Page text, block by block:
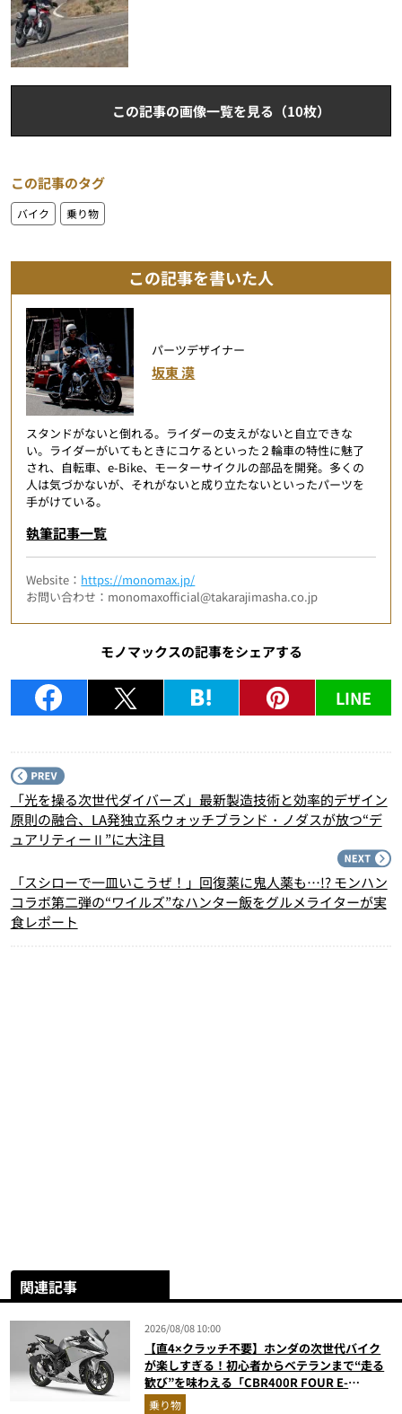
この記事の画像一覧を見る（10枚）
この記事のタグ
バイク 乗り物
この記事を書いた人
パーツデザイナー
坂東 漠
スタンドがないと倒れる。ライダーの支えがないと自立できな
い。ライダーがいてもときにコケるといった２輪車の特性に魅了
され、自転車、e-Bike、モーターサイクルの部品を開発。多くの
人は気づかないが、それがないと成り立たないといったパーツを
手がけている。
執筆記事一覧
Website： https://monomax.jp/
お問い合わせ：monomaxofficial@takarajimasha.co.jp
モノマックスの記事をシェアする
LINE
「光を操る次世代ダイバーズ」最新製造技術と効率的デザイン
原則の融合、LA発独立系ウォッチブランド・ノダスが放つ“デ
ュアリティーⅡ”に大注目
「スシローで一皿いこうぜ！」回復薬に鬼人薬も…!? モンハン
コラボ第二弾の“ワイルズ”なハンター飯をグルメライターが実
食レポート
関連記事
2026/08/08 10:00
【直4×クラッチ不要】ホンダの次世代バイク
が楽しすぎる！初心者からベテランまで“走る
歓び”を味わえる「CBR400R FOUR E-
Clutch」を徹底解説
乗り物